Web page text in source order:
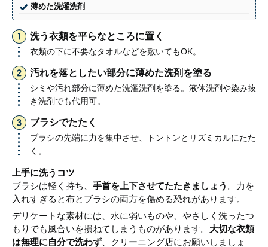
薄めた洗濯洗剤
洗う衣類を平らなところに置く
衣類の下に不要なタオルなどを敷いてもOK。
汚れを落としたい部分に薄めた洗剤を塗る
シミや汚れ部分に薄めた洗濯洗剤を塗る。液体洗剤や染み抜
き洗剤でも代用可。
ブラシでたたく
ブラシの先端に力を集中させ、トントンとリズミカルにたた
く。
上手に洗うコツ
ブラシは軽く持ち、 手首を上下させてたたきましょう 。力を
入れすぎると布とブラシの両方を傷める恐れがあります。
デリケートな素材には、水に弱いものや、やさしく洗ったつ
もりでも風合いを損ねてしまうものがあります。 大切な衣類
は無理に自分で洗わず 、クリーニング店にお願いしましょ